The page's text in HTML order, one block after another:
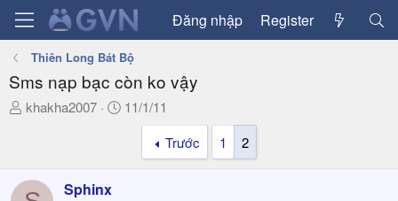
Đăng nhập Register
Thiên Long Bát Bộ
Sms nạp bạc còn ko vậy
T
a
khakha2007
N
11/1/11
Trước
1 2
Sphinx